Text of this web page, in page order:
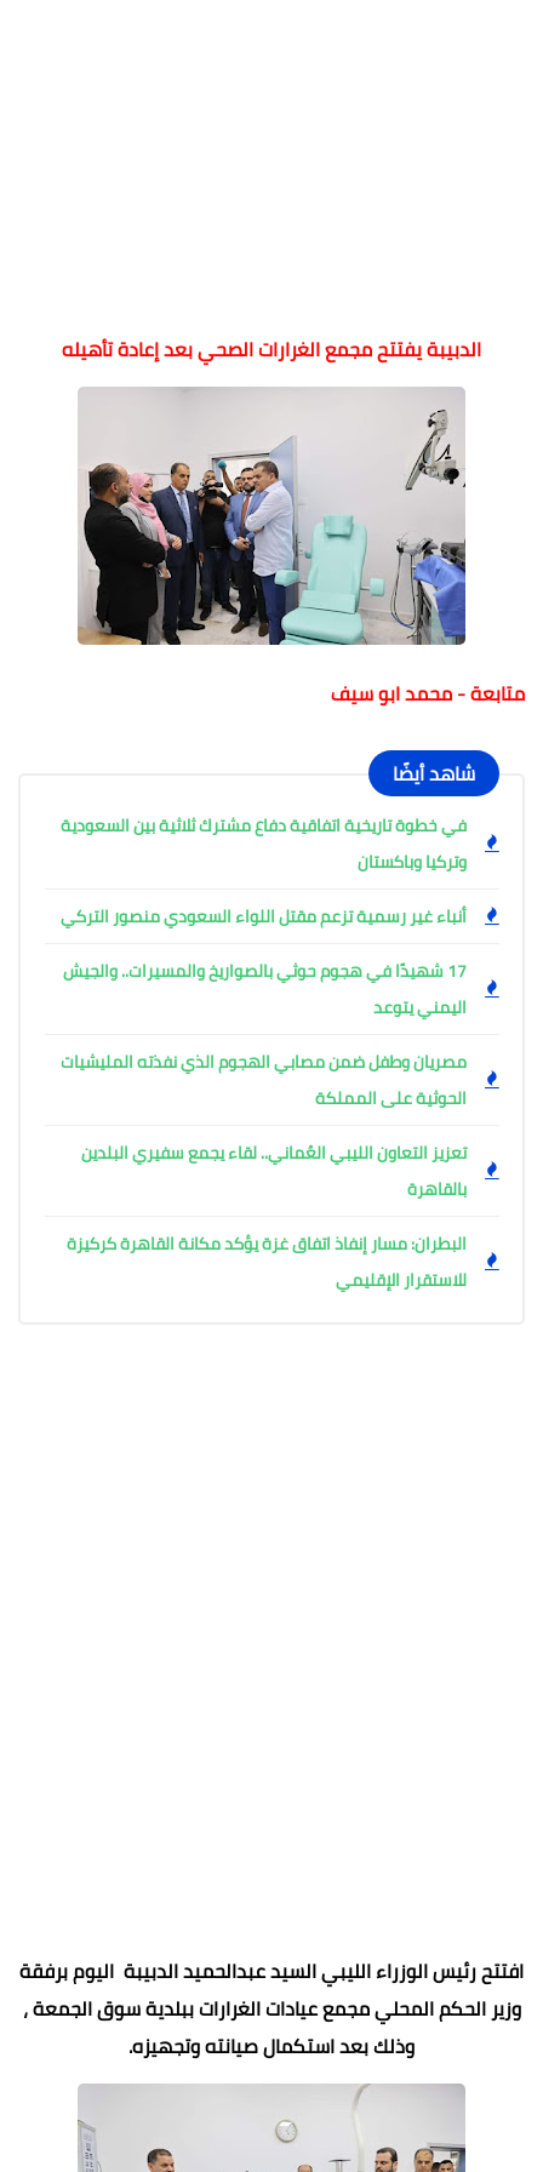
الدبيبة يفتتح مجمع الغرارات الصحي بعد إعادة تأهيله
متابعة - محمد ابو سيف
شاهد أيضًا
في خطوة تاريخية اتفاقية دفاع مشترك ثلاثية بين السعودية
وتركيا وباكستان
أنباء غير رسمية تزعم مقتل اللواء السعودي منصور التركي
17 شهيدًا في هجوم حوثي بالصواريخ والمسيرات.. والجيش
اليمني يتوعد
مصريان وطفل ضمن مصابي الهجوم الذي نفذته المليشيات
الحوثية على المملكة
تعزيز التعاون الليبي العُماني.. لقاء يجمع سفيري البلدين
بالقاهرة
البطران: مسار إنفاذ اتفاق غزة يؤكد مكانة القاهرة كركيزة
للاستقرار الإقليمي
افتتح رئيس الوزراء الليبي السيد عبدالحميد الدبيبة اليوم برفقة
وزير الحكم المحلي مجمع عيادات الغرارات ببلدية سوق الجمعة ،
وذلك بعد استكمال صيانته وتجهيزه.